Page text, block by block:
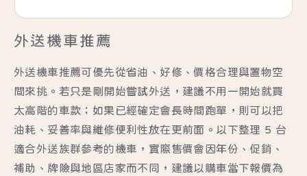
外送機車推薦
外送機車推薦可優先從省油、好修、價格合理與置物空
間來挑。若只是剛開始嘗試外送，建議不用一開始就買
太高階的車款；如果已經確定會長時間跑單，則可以把
油耗、妥善率與維修便利性放在更前面。以下整理 5 台
適合外送族群參考的機車，實際售價會因年份、促銷、
補助、牌險與地區店家而不同，建議以購車當下報價為